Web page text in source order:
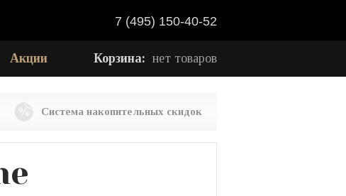
7 (495) 150-40-52
Акции Корзина: нет товаров
Система накопительных скидок